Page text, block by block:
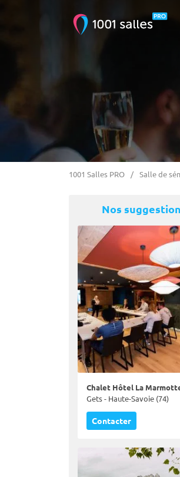
1001 Salles PRO Salle de
Nos
Chalet Hôtel La
Gets - Haute-Savoie (74)
Contacter